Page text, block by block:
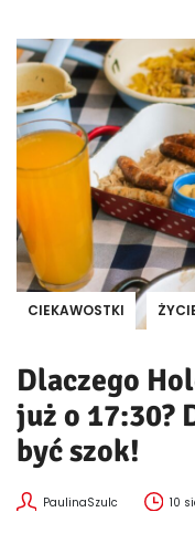
CIEKAWOSTKI
Dlaczego
już o 17:30?
być szok!
PaulinaSzulc 10